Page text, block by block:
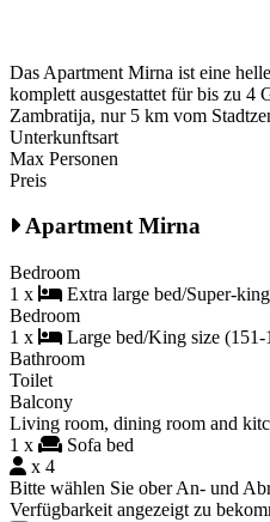
Das Apartment Mirna ist eine
komplett ausgestattet für bis zu 4
Zambratija, nur 5 km vom
Unterkunftsart
Max Personen
Preis
Apartment Mirna
Bedroom
1 x
Extra large bed/Super-
Bedroom
1 x
Large bed/King size
Bathroom
Toilet
Balcony
Living room, dining room and
1 x
Sofa bed
x 4
Bitte wählen Sie ober An- und
Verfügbarkeit angezeigt zu